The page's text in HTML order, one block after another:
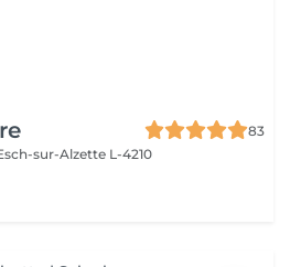
83
sur-Alzette L-4210